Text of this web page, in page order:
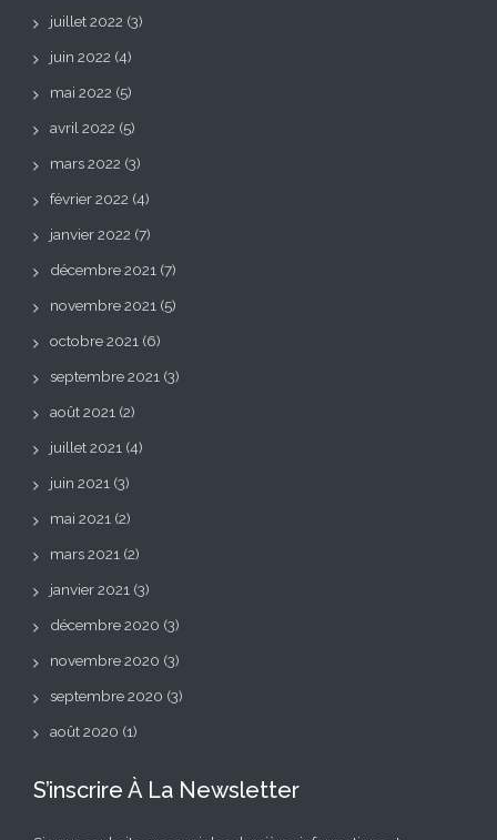
juillet 2022 (3)
juin 2022 (4)
mai 2022 (5)
avril 2022 (5)
mars 2022 (3)
février 2022 (4)
janvier 2022 (7)
décembre 2021 (7)
novembre 2021 (5)
octobre 2021 (6)
septembre 2021 (3)
août 2021 (2)
juillet 2021 (4)
juin 2021 (3)
mai 2021 (2)
mars 2021 (2)
janvier 2021 (3)
décembre 2020 (3)
novembre 2020 (3)
septembre 2020 (3)
août 2020 (1)
S’inscrire À La Newsletter